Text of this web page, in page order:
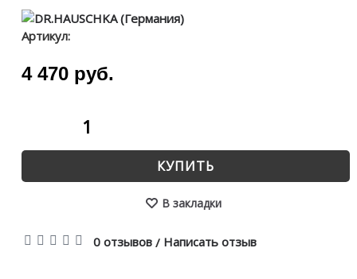
Артикул:
4 470 руб.
КУПИТЬ
В закладки
0 отзывов/ Написать отзыв